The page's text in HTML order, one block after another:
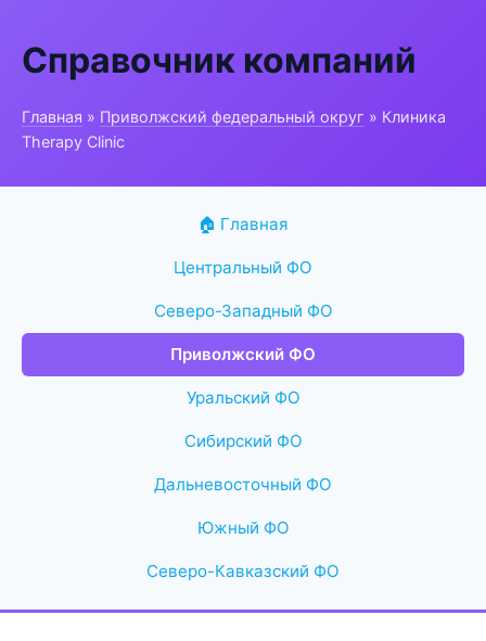
Справочник компаний
Главная » Приволжский федеральный округ » Клиника
Therapy Clinic
🏠 Главная
Центральный ФО
Северо-Западный ФО
Приволжский ФО
Уральский ФО
Сибирский ФО
Дальневосточный ФО
Южный ФО
Северо-Кавказский ФО